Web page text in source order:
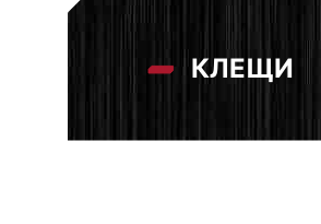
КЛЕЩИ